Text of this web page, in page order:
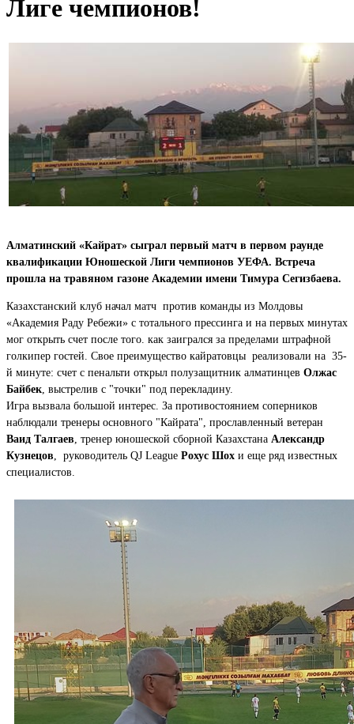
Лиге чемпионов!
Алматинский «Кайрат» сыграл первый матч в первом раунде
квалификации Юношеской Лиги чемпионов УЕФА. Встреча
прошла на травяном газоне Академии имени Тимура Сегизбаева.
Казахстанский клуб начал матч против команды из Молдовы
«Академия Раду Ребежи» с тотального прессинга и на первых минутах
мог открыть счет после того. как заигрался за пределами штрафной
голкипер гостей. Свое преимущество кайратовцы реализовали на 35-
й минуте: счет с пенальти открыл полузащитник алматинцев Олжас
Байбек , выстрелив с "точки" под перекладину.
Игра вызвала большой интерес. За противостоянием соперников
наблюдали тренеры основного "Кайрата", прославленный ветеран
Ваид Талгаев , тренер юношеской сборной Казахстана Александр
Кузнецов , руководитель QJ League Рохус Шох и еще ряд известных
специалистов.